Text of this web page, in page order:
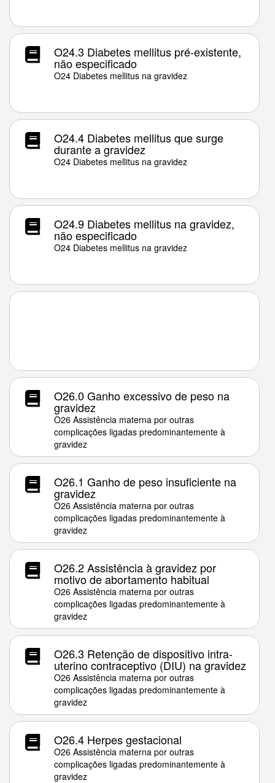
O24.3 Diabetes mellitus pré-existente,
não especificado
O24 Diabetes mellitus na gravidez
O24.4 Diabetes mellitus que surge
durante a gravidez
O24 Diabetes mellitus na gravidez
O24.9 Diabetes mellitus na gravidez,
não especificado
O24 Diabetes mellitus na gravidez
O26.0 Ganho excessivo de peso na
gravidez
O26 Assistência materna por outras
complicações ligadas predominantemente à
gravidez
O26.1 Ganho de peso insuficiente na
gravidez
O26 Assistência materna por outras
complicações ligadas predominantemente à
gravidez
O26.2 Assistência à gravidez por
motivo de abortamento habitual
O26 Assistência materna por outras
complicações ligadas predominantemente à
gravidez
O26.3 Retenção de dispositivo intra-
uterino contraceptivo (DIU) na gravidez
O26 Assistência materna por outras
complicações ligadas predominantemente à
gravidez
O26.4 Herpes gestacional
O26 Assistência materna por outras
complicações ligadas predominantemente à
gravidez